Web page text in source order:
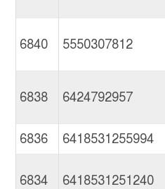
6840 5550307812
6838 6424792957
6836
6418531255994
6834 6418531251240